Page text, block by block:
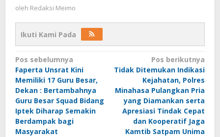
oleh Redaksi Meimo
Ikuti Kami Pada
Navigasi
pos
Pos sebelumnya
Faperta Unsrat Kini
Memiliki 17 Guru Besar,
Dekan : Bertambahnya
Guru Besar Squad Bidang
Iptek Diharap Semakin
Berdampak bagi
Masyarakat
Pos berikutnya
Tidak Ditemukan Indikasi
Kejahatan, Polres
Minahasa Pulangkan Pria
yang Diamankan serta
Apresiasi Tindak Cepat
dan Kooperatif Jaga
Kamtib Satpam Unima